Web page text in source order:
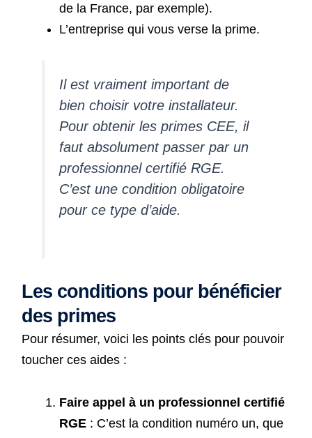
de la France, par exemple).
L’entreprise qui vous verse la prime.
Il est vraiment important de
bien choisir votre installateur.
Pour obtenir les primes CEE, il
faut absolument passer par un
professionnel certifié RGE.
C’est une condition obligatoire
pour ce type d’aide.
Les conditions pour bénéficier
des primes
Pour résumer, voici les points clés pour pouvoir
toucher ces aides :
Faire appel à un professionnel certifié
RGE: C’est la condition numéro un, que